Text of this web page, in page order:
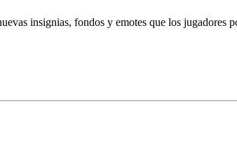
insignias, fondos y emotes que los jugadores